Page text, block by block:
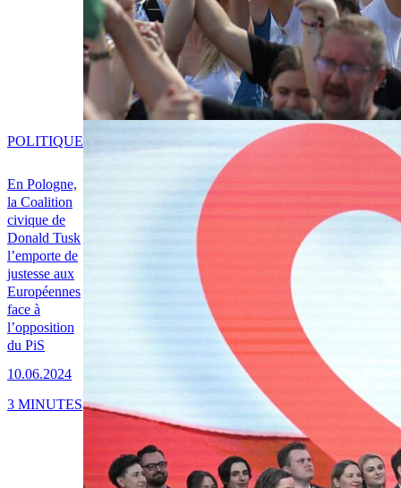
En Pologne,
la Coalition
civique de
Donald Tusk
l’emporte de
justesse aux
Européennes
face à
l’opposition
du PiS
10.06.2024
POLITIQUE
3 MINUTES